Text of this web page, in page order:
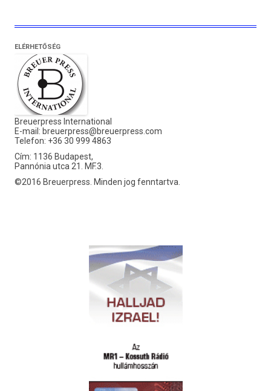
ELÉRHETŐSÉG
Breuerpress International
E-mail: breuerpress@breuerpress.com
Telefon: +36 30 999 4863
Cím: 1136 Budapest,
Pannónia utca 21. MF.3.
©2016 Breuerpress. Minden jog fenntartva.